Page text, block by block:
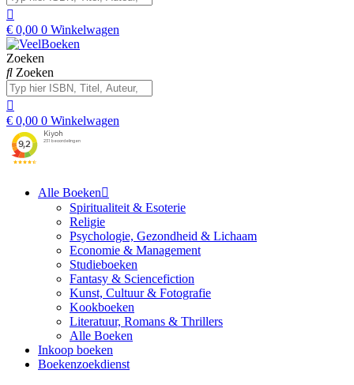
€ 0,00 0 Winkelwagen
Zoeken
Zoeken
€ 0,00 0 Winkelwagen
Alle Boeken
Spiritualiteit & Esoterie
Religie
Psychologie, Gezondheid & Lichaam
Economie & Management
Studieboeken
Fantasy & Sciencefiction
Kunst, Cultuur & Fotografie
Kookboeken
Literatuur, Romans & Thrillers
Alle Boeken
Inkoop boeken
Boekenzoekdienst